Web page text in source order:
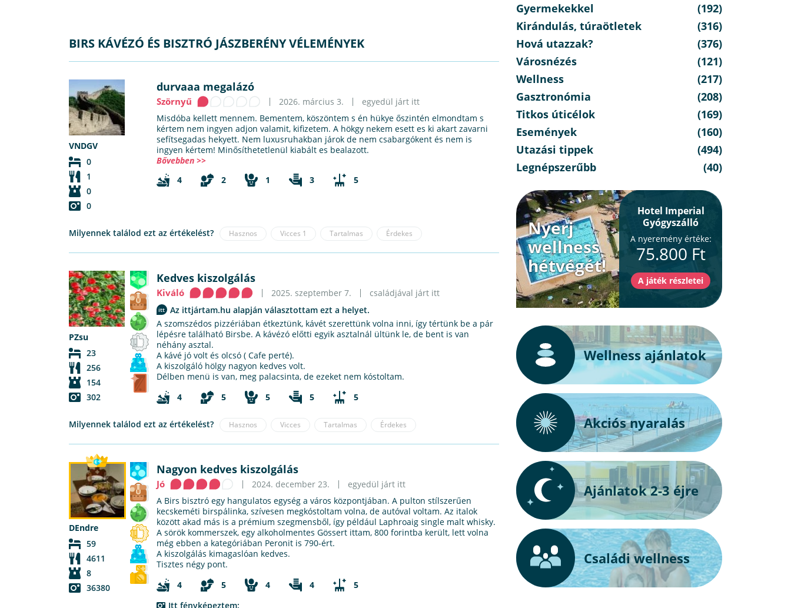
BIRS KÁVÉZÓ ÉS BISZTRÓ JÁSZBERÉNY VÉLEMÉNYEK
VNDGV
0
1
0
0
durvaaa megalázó
Szörnyű 2026. március 3.
egyedül járt itt
Misdóba kellett mennem. Bementem, köszöntem s én hükye őszintén elmondtam s
kértem nem ingyen adjon valamit, kifizetem. A hökgy nekem esett es ki akart zavarni
sefítsegadas hekyett. Nem luxusruhakban járok de nem csabargókent és nem is
ingyen kértem! Minősíthetetlenül kiabált es bealazott.
Bővebben >>
4
2 1 3 5
Milyennek találod ezt az értékelést? Hasznos Vicces 1 Tartalmas Érdekes
PZsu
23
256
154
302
Kedves kiszolgálás
Kiváló 2025. szeptember 7.
családjával járt itt
Az ittjártam.hu alapján választottam ezt a helyet.
A szomszédos pizzériában étkeztünk, kávét szerettünk volna inni, így tértünk be a pár
lépésre található Birsbe. A kávézó előtti egyik asztalnál ültünk le, de bent is van
néhány asztal.
A kávé jó volt és olcsó ( Cafe perté).
A kiszolgáló hölgy nagyon kedves volt.
Délben menü is van, meg palacsinta, de ezeket nem kóstoltam.
4
5 5 5 5
Milyennek találod ezt az értékelést? Hasznos Vicces Tartalmas Érdekes
DEndre
59
4611
8
36380
Nagyon kedves kiszolgálás
Jó 2024. december 23.
egyedül járt itt
A Birs bisztró egy hangulatos egység a város központjában. A pulton stílszerűen
kecskeméti birspálinka, szívesen megkóstoltam volna, de autóval voltam. Az italok
között akad más is a prémium szegmensből, így például Laphroaig single malt whisky.
A sörök kommerszek, egy alkoholmentes Gössert ittam, 800 forintba került, lett volna
még ebben a kategóriában Peronit is 790-ért.
A kiszolgálás kimagaslóan kedves.
Tisztes négy pont.
4
5 4 4
5
Itt fényképeztem:
Gyermekekkel
(192)
Kirándulás, túraötletek
(316)
Hová utazzak?
(376)
Városnézés
(121)
Wellness
(217)
Gasztronómia
(208)
Titkos úticélok
(169)
Események
(160)
Utazási tippek
(494)
Legnépszerűbb
(40)
Nyerj
wellness
hétvégét!
Hotel Imperial
Gyógyszálló
A nyeremény értéke:
75.800 Ft
Wellness ajánlatok
Akciós nyaralás
Ajánlatok 2-3 éjre
Családi wellness